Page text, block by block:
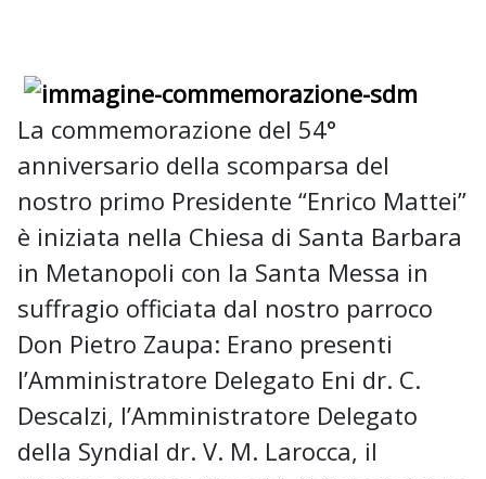
La commemorazione del 54°
anniversario della scomparsa del
nostro primo Presidente “Enrico Mattei”
è iniziata nella Chiesa di Santa Barbara
in Metanopoli con la Santa Messa in
suffragio officiata dal nostro parroco
Don Pietro Zaupa: Erano presenti
l’Amministratore Delegato Eni dr. C.
Descalzi, l’Amministratore Delegato
della Syndial dr. V. M. Larocca, il